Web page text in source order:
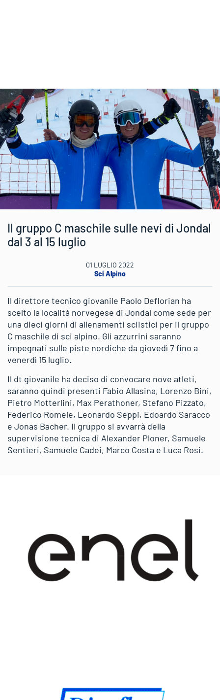
Il gruppo C maschile sulle nevi di Jondal
dal 3 al 15 luglio
01 LUGLIO 2022
Sci Alpino
Il direttore tecnico giovanile Paolo Deflorian ha
scelto la località norvegese di Jondal come sede per
una dieci giorni di allenamenti sciistici per il gruppo
C maschile di sci alpino. Gli azzurrini saranno
impegnati sulle piste nordiche da giovedì 7 fino a
venerdì 15 luglio.
Il dt giovanile ha deciso di convocare nove atleti,
saranno quindi presenti Fabio Allasina, Lorenzo Bini,
Pietro Motterlini, Max Perathoner, Stefano Pizzato,
Federico Romele, Leonardo Seppi, Edoardo Saracco
e Jonas Bacher. Il gruppo si avvarrà della
supervisione tecnica di Alexander Ploner, Samuele
Sentieri, Samuele Cadei, Marco Costa e Luca Rosi.